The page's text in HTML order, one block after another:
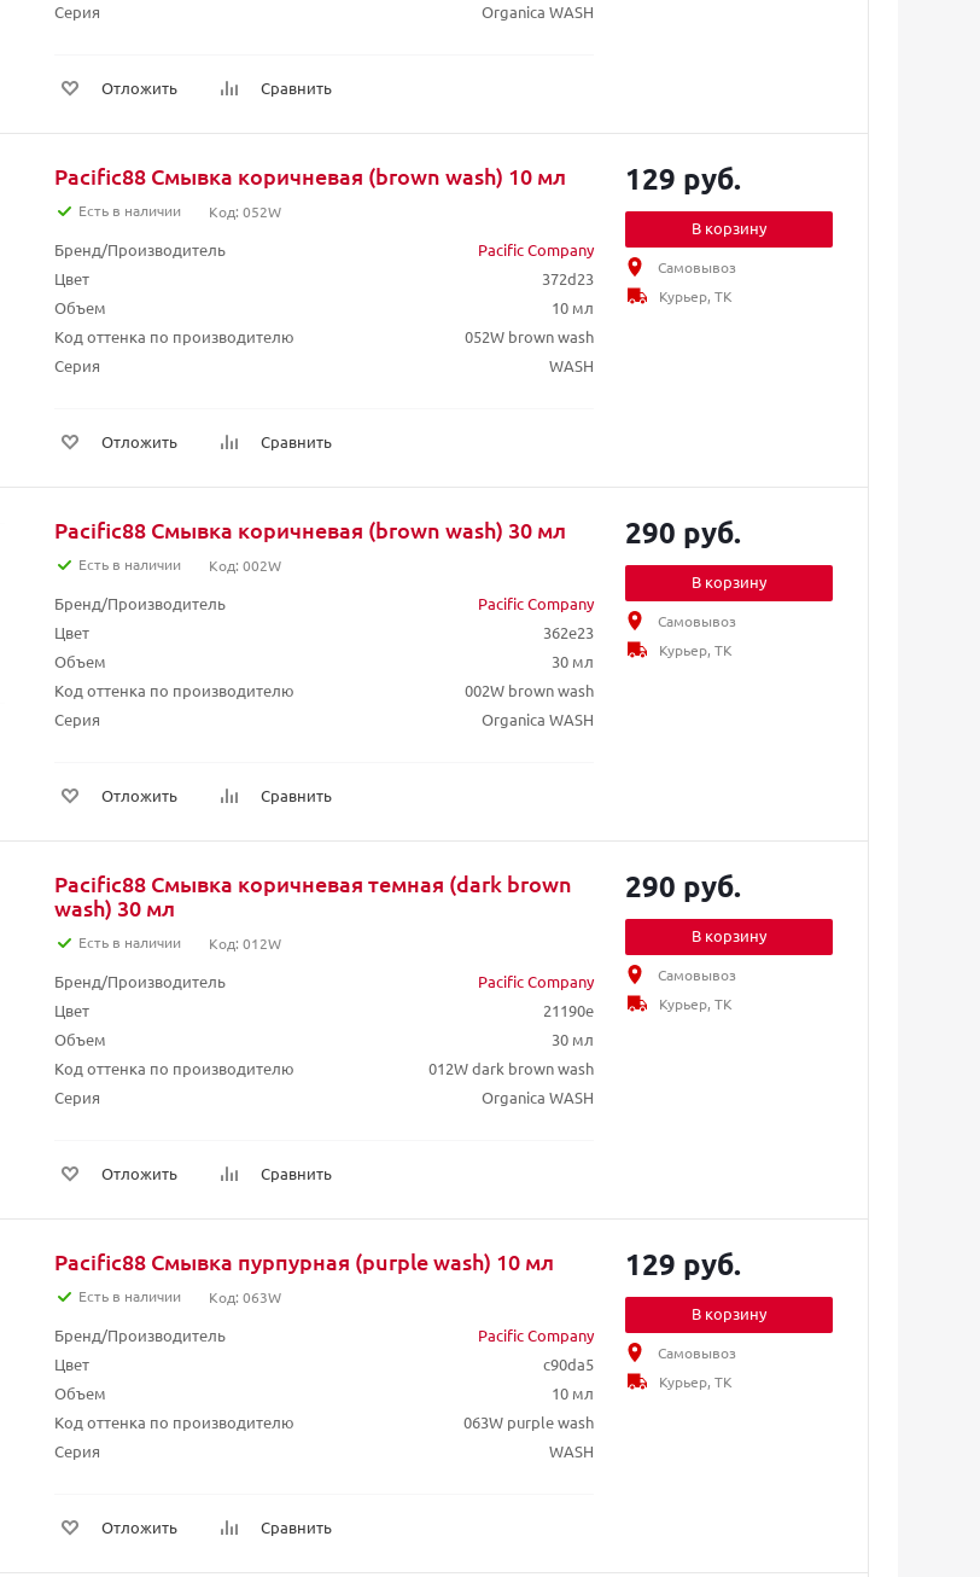
Серия
Organica WASH
Отложить Сравнить
Pacific88 Смывка коричневая (brown wash) 10 мл
Есть в наличии Код: 052W
Бренд/Производитель
Pacific Company
Цвет
372d23
Объем
10 мл
Код оттенка по производителю
052W brown wash
Серия
WASH
Отложить Сравнить
129 руб.
В корзину
Самовывоз
Курьер, ТК
Pacific88 Смывка коричневая (brown wash) 30 мл
Есть в наличии Код: 002W
Бренд/Производитель
Pacific Company
Цвет
362e23
Объем
30 мл
Код оттенка по производителю
002W brown wash
Серия
Organica WASH
Отложить Сравнить
290 руб.
В корзину
Самовывоз
Курьер, ТК
Pacific88 Смывка коричневая темная (dark brown
wash) 30 мл
Есть в наличии Код: 012W
Бренд/Производитель
Pacific Company
Цвет
21190e
Объем
30 мл
Код оттенка по производителю
012W dark brown wash
Серия
Organica WASH
Отложить Сравнить
290 руб.
В корзину
Самовывоз
Курьер, ТК
Pacific88 Смывка пурпурная (purple wash) 10 мл
Есть в наличии Код: 063W
Бренд/Производитель
Pacific Company
Цвет
c90da5
Объем
10 мл
Код оттенка по производителю
063W purple wash
Серия
WASH
Отложить Сравнить
129 руб.
В корзину
Самовывоз
Курьер, ТК